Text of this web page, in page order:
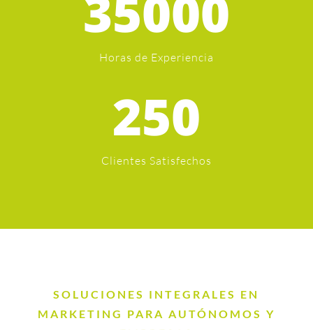
Horas de Experiencia
250
Clientes Satisfechos
SOLUCIONES INTEGRALES EN
MARKETING PARA AUTÓNOMOS Y